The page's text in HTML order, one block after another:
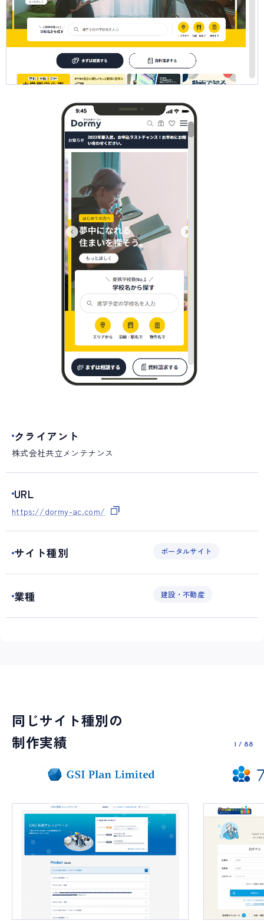
クライアント
株式会社共立メンテナンス
URL
https://dormy-ac.com/
サイト種別 ポータルサイト
業種 建設・不動産
同じサイト種別の
制作実績
1 / 88